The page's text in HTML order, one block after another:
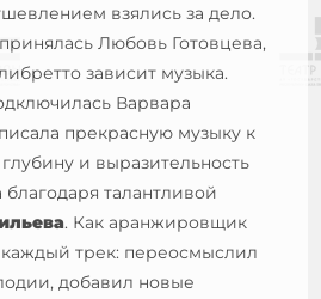
взялись за дело.
Любовь Готовцева,
зависит музыка.
Варвара
прекрасную музыку к
и выразительность
талантливой
. Как аранжировщик
трек: переосмыслил
добавил новые